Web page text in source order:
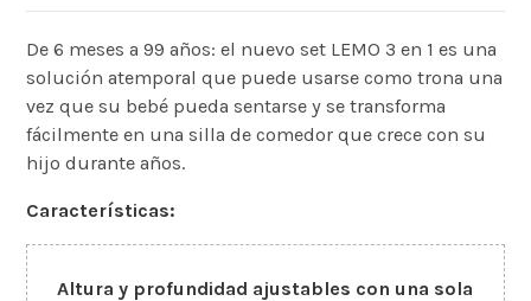
De 6 meses a 99 años: el nuevo set LEMO 3 en 1 es una
solución atemporal que puede usarse como trona una
vez que su bebé pueda sentarse y se transforma
fácilmente en una silla de comedor que crece con su
hijo durante años.
Características:
Altura y profundidad ajustables con una sola